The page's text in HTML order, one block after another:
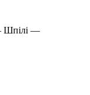
Шпілі —